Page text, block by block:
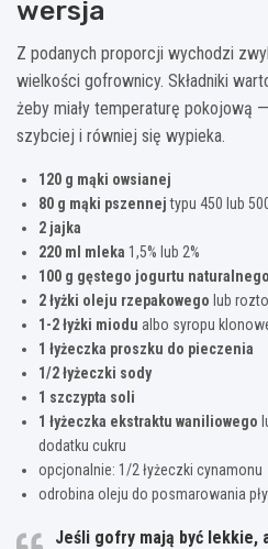
wersja
Z podanych proporcji wychodzi
wielkości gofrownicy. Składniki
żeby miały temperaturę pokojową
szybciej i równiej się wypieka.
120 g mąki owsianej
80 g mąki pszennejtypu 450 lub
2 jajka
220 ml mleka 1,5% lub 2%
100 g gęstego jogurtu naturalnego
2 łyżki oleju rzepakowego lub
1-2 łyżki miodu albo syropu
1 łyżeczka proszku do pieczenia
1/2 łyżeczki sody
1 szczypta soli
1 łyżeczka ekstraktu waniliowego
dodatku cukru
opcjonalnie: 1/2 łyżeczki cynamonu
odrobina oleju do posmarowania
Jeśli gofry mają być lekkie,